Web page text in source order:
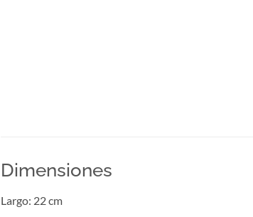
Dimensiones
Largo: 22 cm